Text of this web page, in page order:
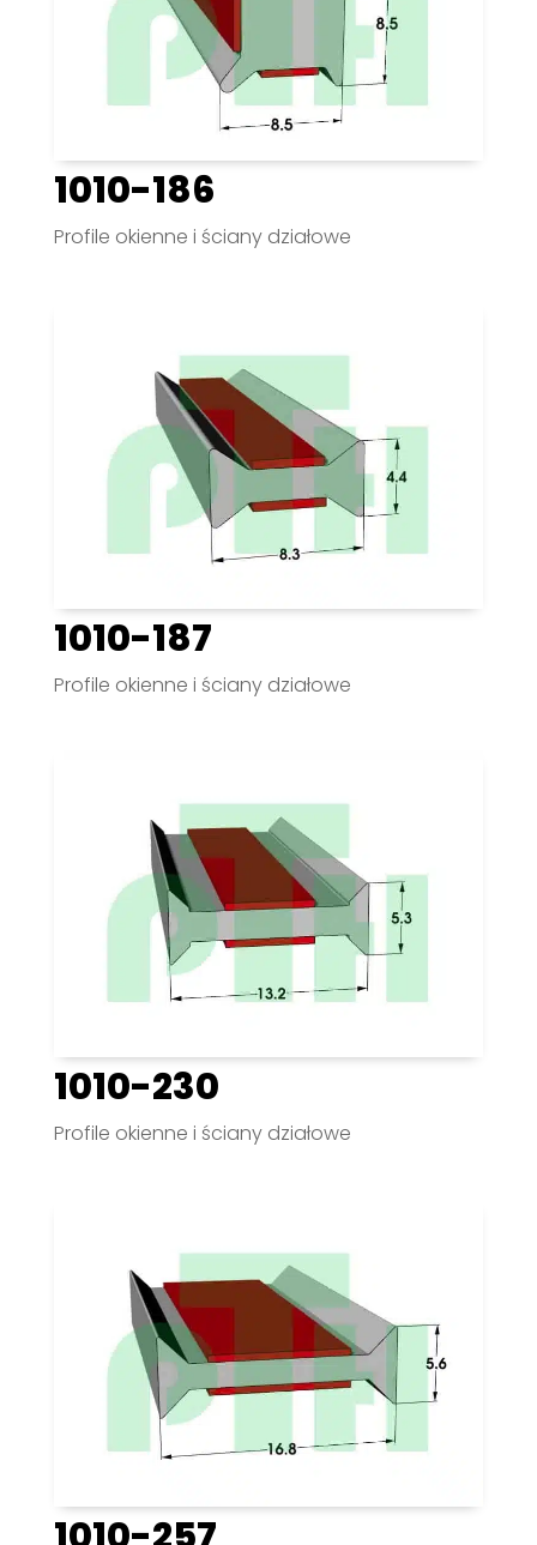
1010-186
Profile okienne i ściany działowe
1010-187
Profile okienne i ściany działowe
1010-230
Profile okienne i ściany działowe